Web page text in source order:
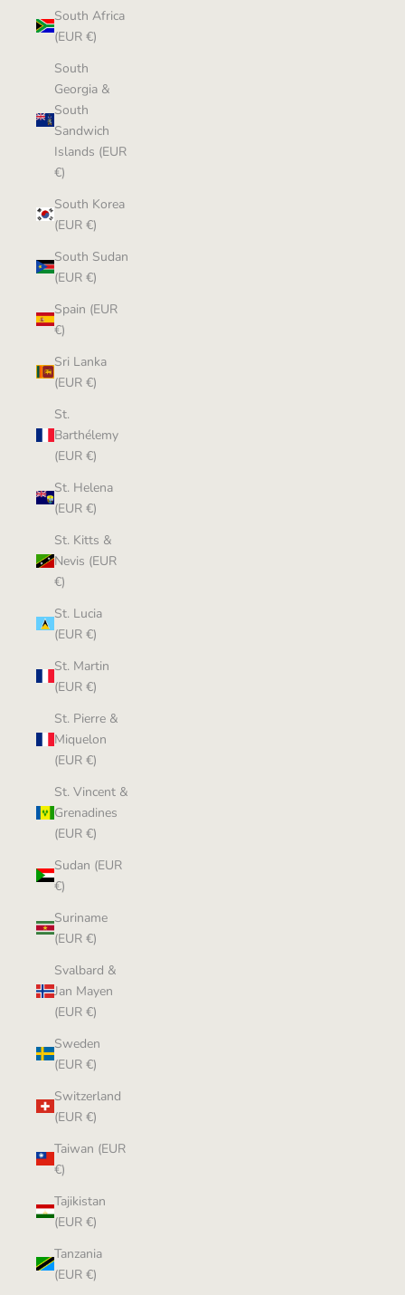
South Africa
(EUR €)
South
Georgia &
South
Sandwich
Islands (EUR
€)
South Korea
(EUR €)
South Sudan
(EUR €)
Spain (EUR
€)
Sri Lanka
(EUR €)
St.
Barthélemy
(EUR €)
St. Helena
(EUR €)
St. Kitts &
Nevis (EUR
€)
St. Lucia
(EUR €)
St. Martin
(EUR €)
St. Pierre &
Miquelon
(EUR €)
St. Vincent &
Grenadines
(EUR €)
Sudan (EUR
€)
Suriname
(EUR €)
Svalbard &
Jan Mayen
(EUR €)
Sweden
(EUR €)
Switzerland
(EUR €)
Taiwan (EUR
€)
Tajikistan
(EUR €)
Tanzania
(EUR €)